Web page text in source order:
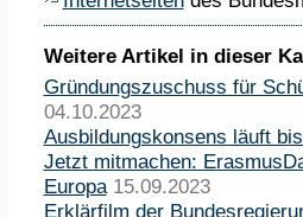
Weitere Artikel in dieser
Gründungszuschuss für
04.10.2023
Ausbildungskonsens läuft
Jetzt mitmachen:
Europa 15.09.2023
Erklärfilm der